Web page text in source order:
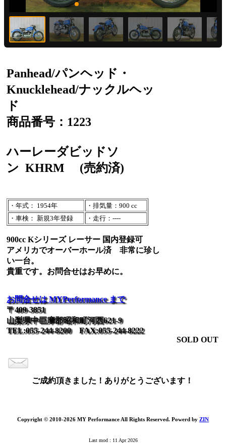
Panhead/パンヘッド・
Knucklehead/ナックルヘッ
ド
商品番号：1223
ハーレーダビッドソ
ン KHRM (売約済)
・年式： 1954年
・排気量：900 cc
・車検： 新規3年登録
・走行：----
900cc Kシリーズ レーサー 国内登録可
アメリカでオーバーホール済 非常に珍し
い一台。
貴重です。お問合せはお早めに。
お問合せは MYPerformance まで
〒409-3851
山梨県中巨摩郡昭和町河西621-9
TEL:055-244-8200 FAX:055-244-8222
SOLD OUT
ご成約頂きました！ありがとうございます！
Copyright © 2010-2026 MY Performance All Rights Reserved. Powerd by ZIN
Last mod : 11 Apr 2026